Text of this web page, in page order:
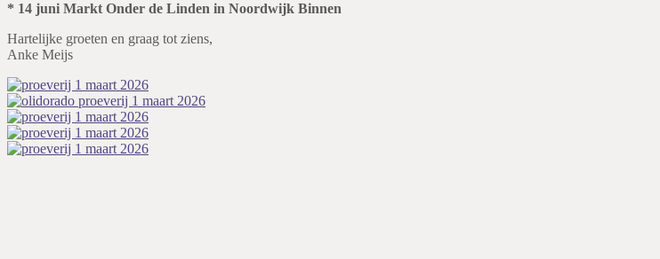
* 14 juni Markt Onder de Linden in Noordwijk Binnen
Hartelijke groeten en graag tot ziens,
Anke Meijs